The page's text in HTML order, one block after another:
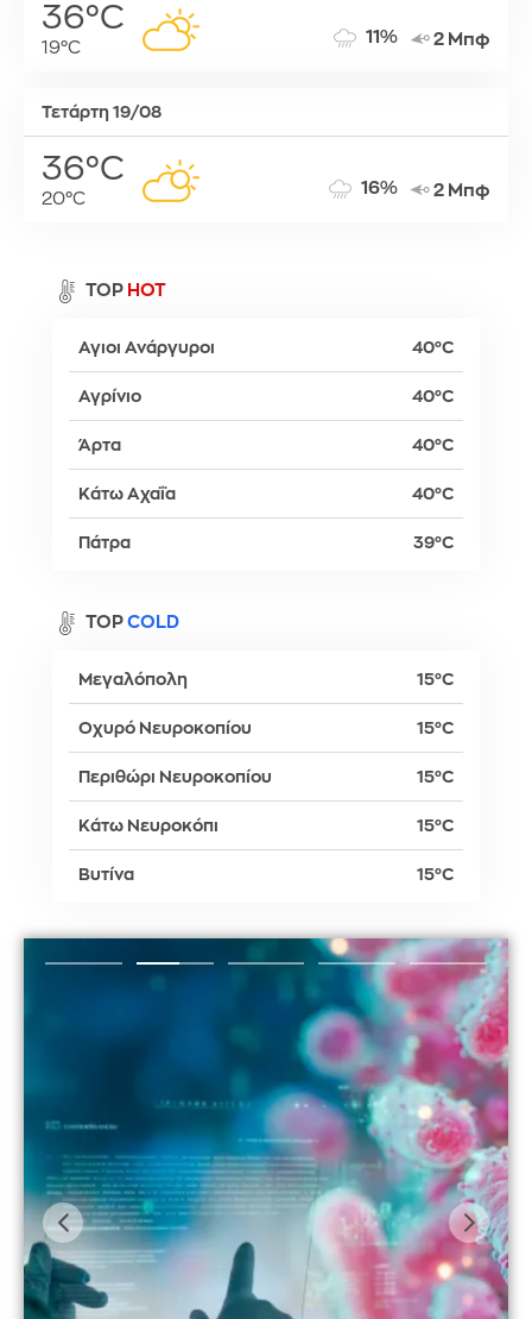
36°C
19°C
11% 2 Μπφ
Τετάρτη 19/08
36°C
20°C
16% 2 Μπφ
TOP HOT
Αγιοι Ανάργυροι 40°C
Αγρίνιο 40°C
Άρτα 40°C
Κάτω Αχαΐα 40°C
Πάτρα 39°C
TOP COLD
Μεγαλόπολη 15°C
Οχυρό Νευροκοπίου 15°C
Περιθώρι Νευροκοπίου 15°C
Κάτω Νευροκόπι 15°C
Βυτίνα 15°C